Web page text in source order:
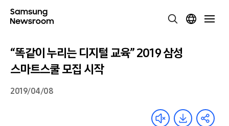
“똑같이 누리는 디지털 교육” 2019 삼성
스마트스쿨 모집 시작
2019/04/08